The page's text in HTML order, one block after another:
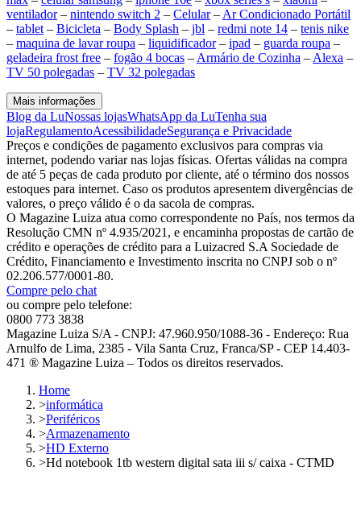
ventilador– nintendo switch 2 – Celular– Ar Condicionado Portátil
– tablet – Bicicleta – Body Splash – jbl – redmi note 14 – tenis nike
– maquina de lavar roupa – liquidificador– ipad – guarda roupa –
geladeira frost free – fogão 4 bocas – Armário de Cozinha – Alexa –
TV 50 polegadas – TV 32 polegadas
Mais informações
Blog da LuNossas lojasWhatsApp da LuTenha sua
lojaRegulamentoAcessibilidadeSegurança e Privacidade
Preços e condições de pagamento exclusivos para compras via
internet, podendo variar nas lojas físicas. Ofertas válidas na compra
de até 5 peças de cada produto por cliente, até o término dos nossos
estoques para internet. Caso os produtos apresentem divergências de
valores, o preço válido é o da sacola de compras.
O Magazine Luiza atua como correspondente no País, nos termos da
Resolução CMN nº 4.935/2021, e encaminha propostas de cartão de
crédito e operações de crédito para a Luizacred S.A Sociedade de
Crédito, Financiamento e Investimento inscrita no CNPJ sob o nº
02.206.577/0001-80.
Compre pelo chat
ou compre pelo telefone:
0800 773 3838
Magazine Luiza S/A - CNPJ: 47.960.950/1088-36 - Endereço: Rua
Arnulfo de Lima, 2385 - Vila Santa Cruz, Franca/SP - CEP 14.403-
471 ® Magazine Luiza – Todos os direitos reservados.
Home
>informática
>Periféricos
>Armazenamento
>HD Externo
>Hd notebook 1tb western digital sata iii s/ caixa - CTMD